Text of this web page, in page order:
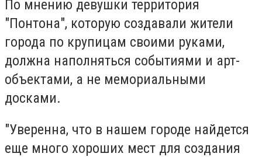
По мнению девушки территория
"Понтона", которую создавали жители
города по крупицам своими руками,
должна наполняться событиями и арт-
объектами, а не мемориальными
досками.
"Уверенна, что в нашем городе найдется
еще много хороших мест для создания